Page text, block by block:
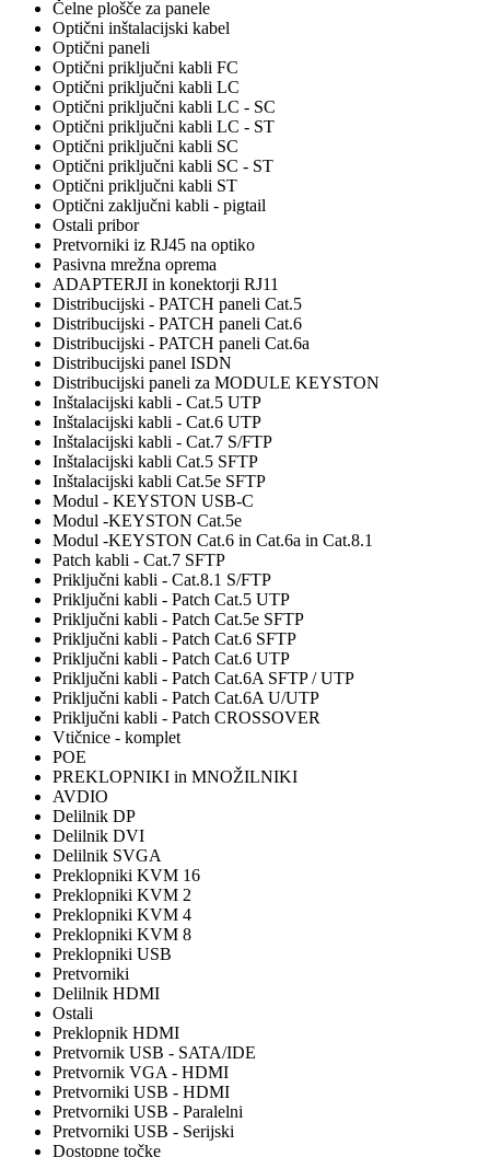
Čelne plošče za panele
Optični inštalacijski kabel
Optični paneli
Optični priključni kabli FC
Optični priključni kabli LC
Optični priključni kabli LC - SC
Optični priključni kabli LC - ST
Optični priključni kabli SC
Optični priključni kabli SC - ST
Optični priključni kabli ST
Optični zaključni kabli - pigtail
Ostali pribor
Pretvorniki iz RJ45 na optiko
Pasivna mrežna oprema
ADAPTERJI in konektorji RJ11
Distribucijski - PATCH paneli Cat.5
Distribucijski - PATCH paneli Cat.6
Distribucijski - PATCH paneli Cat.6a
Distribucijski panel ISDN
Distribucijski paneli za MODULE KEYSTON
Inštalacijski kabli - Cat.5 UTP
Inštalacijski kabli - Cat.6 UTP
Inštalacijski kabli - Cat.7 S/FTP
Inštalacijski kabli Cat.5 SFTP
Inštalacijski kabli Cat.5e SFTP
Modul - KEYSTON USB-C
Modul -KEYSTON Cat.5e
Modul -KEYSTON Cat.6 in Cat.6a in Cat.8.1
Patch kabli - Cat.7 SFTP
Priključni kabli - Cat.8.1 S/FTP
Priključni kabli - Patch Cat.5 UTP
Priključni kabli - Patch Cat.5e SFTP
Priključni kabli - Patch Cat.6 SFTP
Priključni kabli - Patch Cat.6 UTP
Priključni kabli - Patch Cat.6A SFTP / UTP
Priključni kabli - Patch Cat.6A U/UTP
Priključni kabli - Patch CROSSOVER
Vtičnice - komplet
POE
PREKLOPNIKI in MNOŽILNIKI
AVDIO
Delilnik DP
Delilnik DVI
Delilnik SVGA
Preklopniki KVM 16
Preklopniki KVM 2
Preklopniki KVM 4
Preklopniki KVM 8
Preklopniki USB
Pretvorniki
Delilnik HDMI
Ostali
Preklopnik HDMI
Pretvornik USB - SATA/IDE
Pretvornik VGA - HDMI
Pretvorniki USB - HDMI
Pretvorniki USB - Paralelni
Pretvorniki USB - Serijski
Dostopne točke